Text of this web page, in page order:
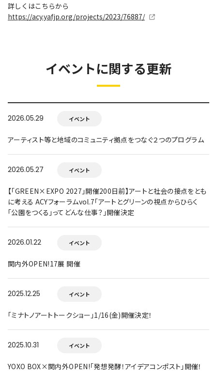
詳しくはこちらから
https://acy.yafjp.org/projects/2023/76887/
イベントに関する更新
2026.05.29 イベント
アーティスト等と地域のコミュニティ拠点をつなぐ２つのプログラム
2026.05.27 イベント
【「GREEN×EXPO 2027」開催200日前】アートと社会の接点をとも
に考える ACYフォーラムvol.7「アートとグリーンの視点からひらく
「公園をつくる」ってどんな仕事？」開催決定
2026.01.22 イベント
関内外OPEN!17展 開催
2025.12.25 イベント
「ミナトノアートトークショー」1/16(金)開催決定！
2025.10.31 イベント
YOXO BOX×関内外OPEN!「発想発酵！アイデアコンポスト」開催！